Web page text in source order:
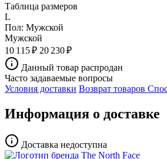
Таблица размеров
L
Пол: Мужской
Мужской
10 115 ₽ 20 230 ₽
Данный товар распродан
Часто задаваемые вопросы
Условия доставки Возврат товаров
Информация о доставке
Доставка недоступна